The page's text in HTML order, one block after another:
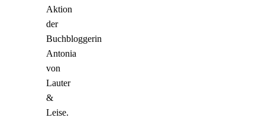
Aktion
der
Buchbloggerin
Antonia
von
Lauter
&
Leise.